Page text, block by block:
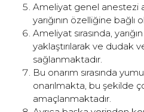
Ameliyat genel anestezi
yarığının özelliğine bağlı
Ameliyat sırasında,
yaklaştırılarak ve dudak
sağlanmaktadır.
Bu onarım sırasında
onarılmakta, bu şekilde
amaçlanmaktadır.